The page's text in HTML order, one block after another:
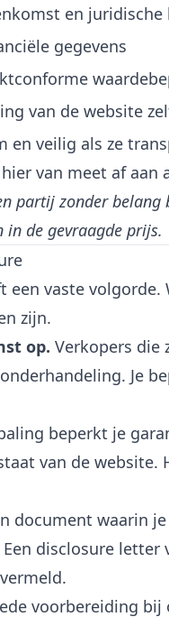
en juridische
gegevens
van de website
en veilig als ze
van meet af aan
partij zonder
in de gevraagde prijs.
een vaste
zijn.
op. Verkopers die
Je
beperkt je
van de
document waarin
disclosure
voorbereiding bij